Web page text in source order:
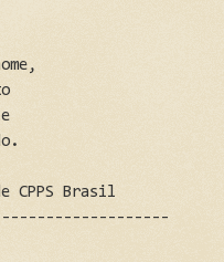
CPPS Brasil